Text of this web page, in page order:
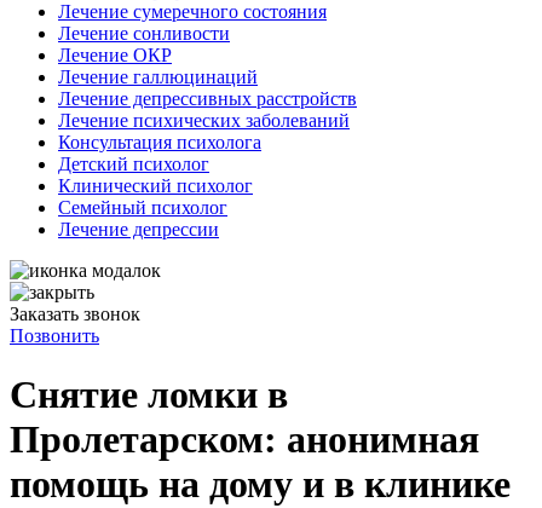
Лечение сумеречного состояния
Лечение сонливости
Лечение ОКР
Лечение галлюцинаций
Лечение депрессивных расстройств
Лечение психических заболеваний
Консультация психолога
Детский психолог
Клинический психолог
Семейный психолог
Лечение депрессии
Заказать звонок
Позвонить
Снятие ломки в
Пролетарском: анонимная
помощь на дому и в клинике